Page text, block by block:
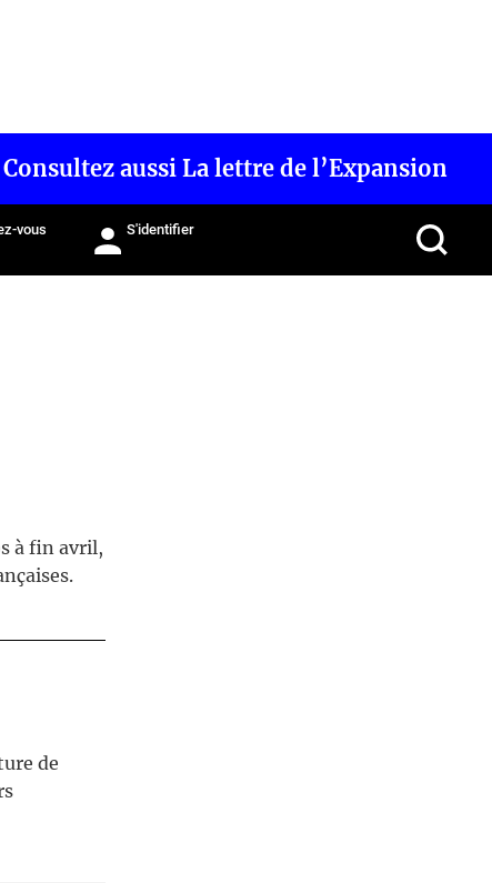
Consultez aussi La lettre de l’Expansion
vous S'identifier
à fin avril,
de